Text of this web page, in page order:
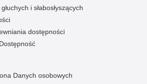
i słabosłyszących
dostępności
Danych osobowych